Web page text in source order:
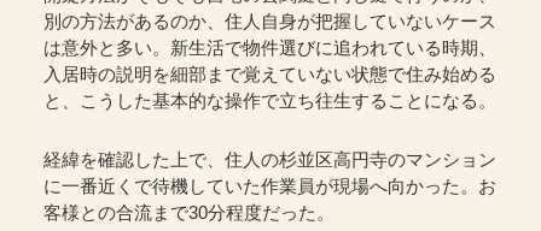
別の方法があるのか、住人自身が把握していないケース
は意外と多い。新生活で物件選びに追われている時期、
入居時の説明を細部まで覚えていない状態で住み始める
と、こうした基本的な操作で立ち往生することになる。
経緯を確認した上で、住人の杉並区高円寺のマンション
に一番近くで待機していた作業員が現場へ向かった。お
客様との合流まで30分程度だった。